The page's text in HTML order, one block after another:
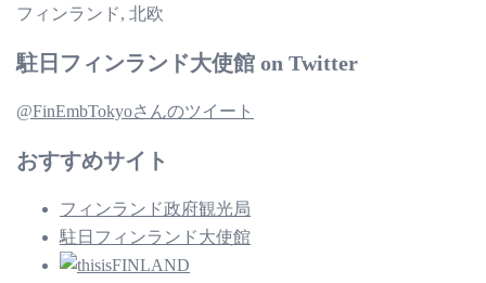
フィンランド, 北欧
駐日フィンランド大使館 on Twitter
@FinEmbTokyoさんのツイート
おすすめサイト
フィンランド政府観光局
駐日フィンランド大使館